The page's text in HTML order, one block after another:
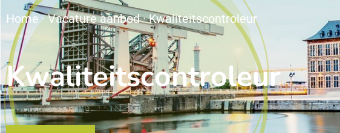
Home·Vacature aanbod·Kwaliteitscontroleur
Kwaliteitscontroleur